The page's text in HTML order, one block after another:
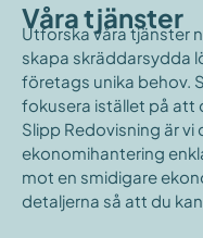
Våra tjänster
Utforska våra tjänster
skapa skräddarsydda
företags unika behov.
fokusera istället på att
Slipp Redovisning är
ekonomihantering
mot en smidigare
detaljerna så att du